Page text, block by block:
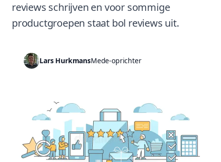
reviews schrijven en voor sommige
productgroepen staat bol reviews uit.
Lars HurkmansMede-oprichter